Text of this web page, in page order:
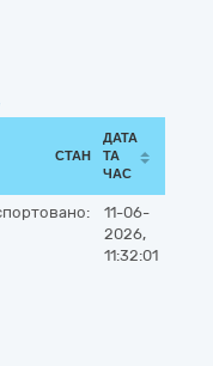
СТАН
ДАТА
ТА
ЧАС
11-06-
2026,
11:32:01